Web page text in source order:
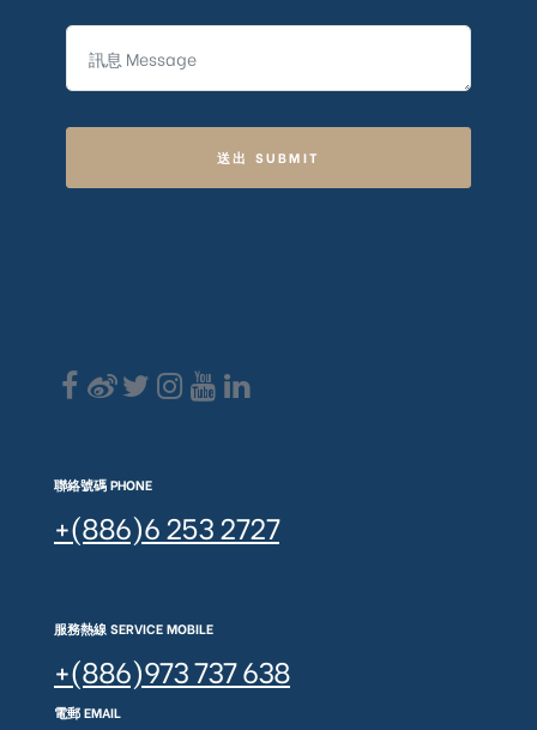
送出 SUBMIT
聯絡號碼 PHONE
+(886)6 253 2727
服務熱線 SERVICE MOBILE
+(886)973 737 638
電郵 EMAIL